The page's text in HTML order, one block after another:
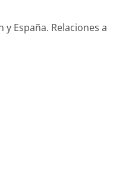
España. Relaciones a